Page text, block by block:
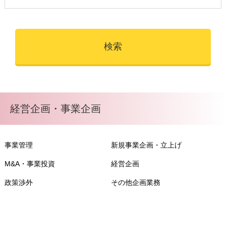
経営企画・事業企画
事業管理 新規事業企画・立上げ
M&A・事業投資 経営企画
政策渉外 その他企画業務